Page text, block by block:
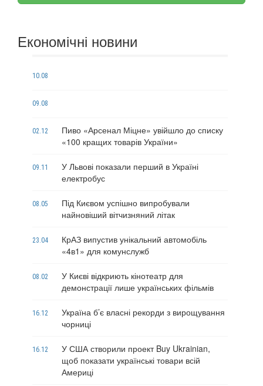
Економічні новини
10.08
09.08
02.12
Пиво «Арсенал Міцне» увійшло до списку
«100 кращих товарів України»
09.11
У Львові показали перший в Україні
електробус
08.05
Під Києвом успішно випробували
найновіший вітчизняний літак
23.04
КрАЗ випустив унікальний автомобіль
«4в1» для комунслужб
08.02
У Києві відкриють кінотеатр для
демонстрації лише українських фільмів
16.12
Україна б’є власні рекорди з вирощування
чорниці
16.12
У США створили проект Buy Ukrainian,
щоб показати українські товари всій
Америці